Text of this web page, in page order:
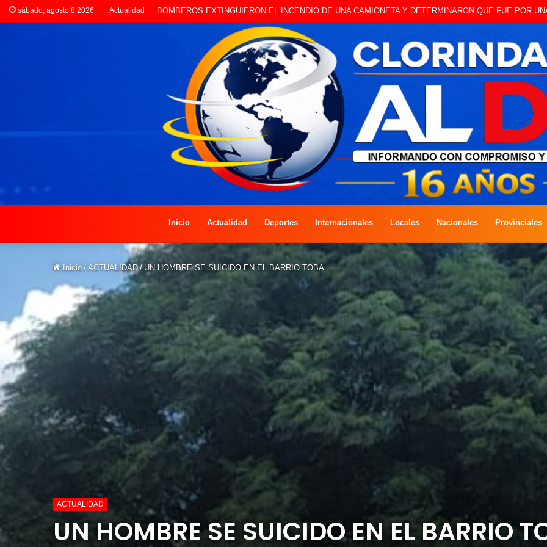
sábado, agosto 8 2026 Actualidad LA POLICÍA INVESTIGA ROBO A CAMBISTA OCURRIDO ESTE JUEVES
Inicio Actualidad Deportes Internacionales Locales Nacionales Provinciales
Inicio / ACTUALIDAD / UN HOMBRE SE SUICIDO EN EL BARRIO TOBA
ACTUALIDAD
UN HOMBRE SE SUICIDO EN EL BARRIO